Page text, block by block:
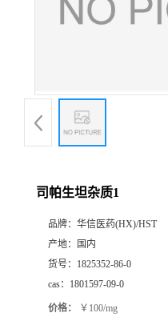
书
司帕生坦杂质1
品牌： 华信医药(HX)/HST
产地：
国内
货号： 1825352-86-0
cas： 1801597-09-0
价格： ￥100/mg